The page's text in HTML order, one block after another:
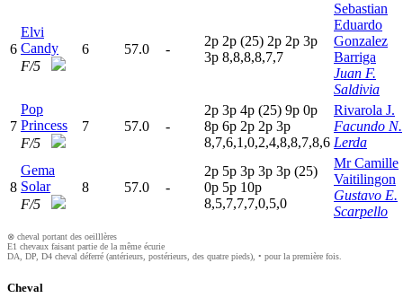
6
Elvi
Candy
F/5
6 57.0 -
2p 2p (25) 2p 2p 3p
3p 8,8,8,8,7,7
Sebastian
Eduardo
Gonzalez
Barriga
Juan F.
Saldivia
7
Pop
Princess
F/5
7 57.0 -
2p 3p 4p (25) 9p 0p
8p 6p 2p 2p 3p
8,7,6,1,0,2,4,8,8,7,8,6
Rivarola J.
Facundo N.
Lerda
8
Gema
Solar
F/5
8 57.0 -
2p 5p 3p 3p 3p (25)
0p 5p 10p
8,5,7,7,7,0,5,0
Mr Camille
Vaitilingon
Gustavo E.
Scarpello
⊗ cheval portant des oeilllères
E1 chevaux faisant partie de la même écurie
DA, DP, D4 cheval déferré (antérieurs, postérieurs, des quatre pieds), • pour la première fois.
Cheval